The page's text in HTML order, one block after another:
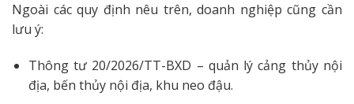
Ngoài các quy định nêu trên, doanh nghiệp cũng cần
lưu ý:
Thông tư 20/2026/TT-BXD – quản lý cảng thủy nội
địa, bến thủy nội địa, khu neo đậu.